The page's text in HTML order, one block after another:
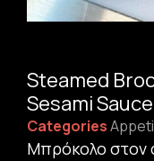
Steamed
Sesami Sauce
Categories
Μπρόκολο στον